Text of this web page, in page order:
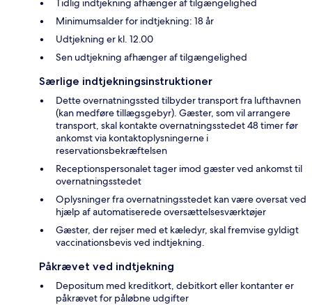
Tidlig indtjekning afhænger af tilgængelighed
Minimumsalder for indtjekning: 18 år
Udtjekning er kl. 12.00
Sen udtjekning afhænger af tilgængelighed
Særlige indtjekningsinstruktioner
Dette overnatningssted tilbyder transport fra lufthavnen
(kan medføre tillægsgebyr). Gæster, som vil arrangere
transport, skal kontakte overnatningsstedet 48 timer før
ankomst via kontaktoplysningerne i
reservationsbekræftelsen
Receptionspersonalet tager imod gæster ved ankomst til
overnatningsstedet
Oplysninger fra overnatningsstedet kan være oversat ved
hjælp af automatiserede oversættelsesværktøjer
Gæster, der rejser med et kæledyr, skal fremvise gyldigt
vaccinationsbevis ved indtjekning.
Påkrævet ved indtjekning
Depositum med kreditkort, debitkort eller kontanter er
påkrævet for påløbne udgifter